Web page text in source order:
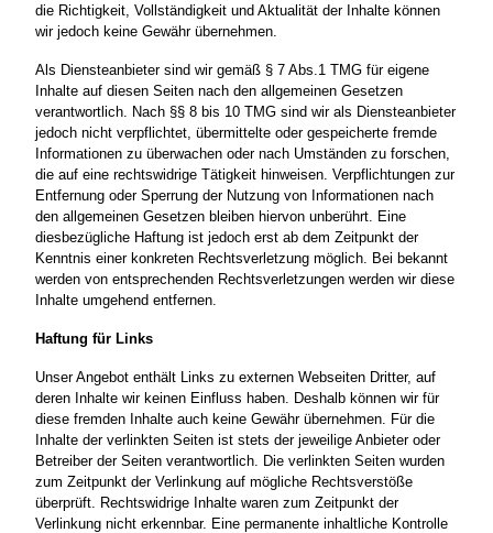
die Richtigkeit, Vollständigkeit und Aktualität der Inhalte können
wir jedoch keine Gewähr übernehmen.
Als Diensteanbieter sind wir gemäß § 7 Abs.1 TMG für eigene
Inhalte auf diesen Seiten nach den allgemeinen Gesetzen
verantwortlich. Nach §§ 8 bis 10 TMG sind wir als Diensteanbieter
jedoch nicht verpflichtet, übermittelte oder gespeicherte fremde
Informationen zu überwachen oder nach Umständen zu forschen,
die auf eine rechtswidrige Tätigkeit hinweisen. Verpflichtungen zur
Entfernung oder Sperrung der Nutzung von Informationen nach
den allgemeinen Gesetzen bleiben hiervon unberührt. Eine
diesbezügliche Haftung ist jedoch erst ab dem Zeitpunkt der
Kenntnis einer konkreten Rechtsverletzung möglich. Bei bekannt
werden von entsprechenden Rechtsverletzungen werden wir diese
Inhalte umgehend entfernen.
Haftung für Links
Unser Angebot enthält Links zu externen Webseiten Dritter, auf
deren Inhalte wir keinen Einfluss haben. Deshalb können wir für
diese fremden Inhalte auch keine Gewähr übernehmen. Für die
Inhalte der verlinkten Seiten ist stets der jeweilige Anbieter oder
Betreiber der Seiten verantwortlich. Die verlinkten Seiten wurden
zum Zeitpunkt der Verlinkung auf mögliche Rechtsverstöße
überprüft. Rechtswidrige Inhalte waren zum Zeitpunkt der
Verlinkung nicht erkennbar. Eine permanente inhaltliche Kontrolle